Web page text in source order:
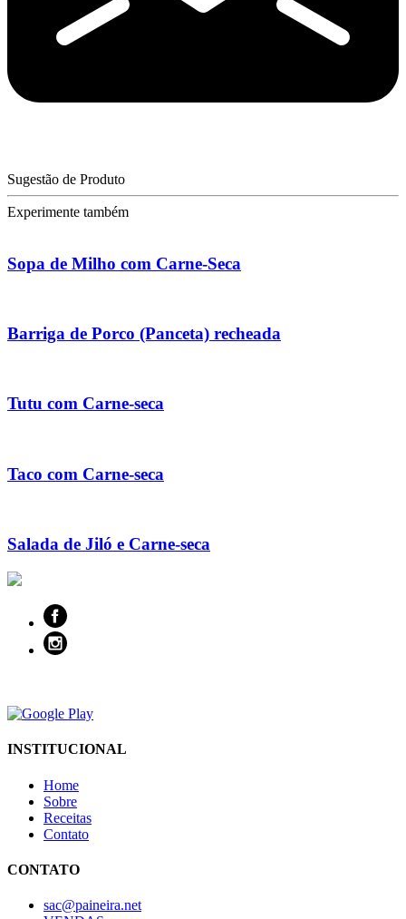
Sugestão de Produto
Experimente também
Sopa de Milho com Carne-Seca
Barriga de Porco (Panceta) recheada
Tutu com Carne-seca
Taco com Carne-seca
Salada de Jiló e Carne-seca
INSTITUCIONAL
Home
Sobre
Receitas
Contato
CONTATO
sac@paineira.net